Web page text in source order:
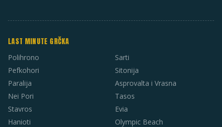
LAST MINUTE GRČKA
Polihrono
Pefkohori
Paralija
Nei Pori
Stavros
Hanioti
Sarti
Sitonija
Asprovalta i Vrasna
Tasos
Evia
Olympic Beach